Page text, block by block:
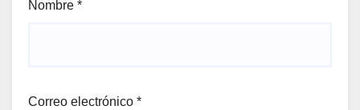
Nombre *
Correo electrónico *